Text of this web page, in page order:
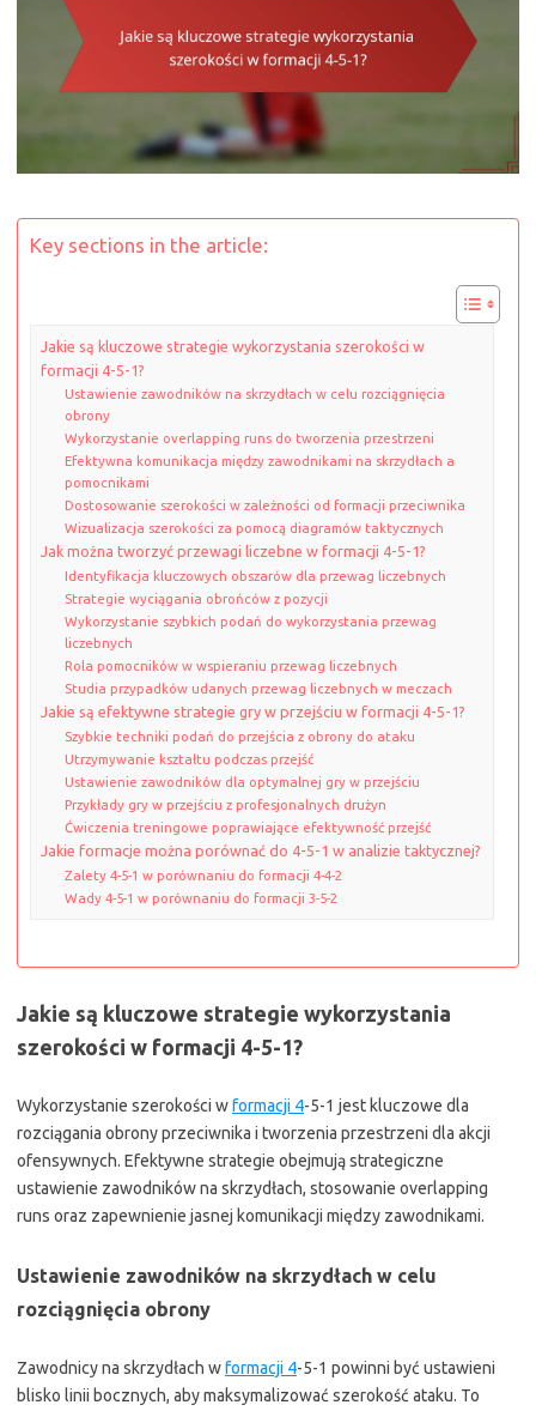
Key sections in the article:
Jakie są kluczowe strategie wykorzystania szerokości w
formacji 4-5-1?
Ustawienie zawodników na skrzydłach w celu rozciągnięcia
obrony
Wykorzystanie overlapping runs do tworzenia przestrzeni
Efektywna komunikacja między zawodnikami na skrzydłach a
pomocnikami
Dostosowanie szerokości w zależności od formacji przeciwnika
Wizualizacja szerokości za pomocą diagramów taktycznych
Jak można tworzyć przewagi liczebne w formacji 4-5-1?
Identyfikacja kluczowych obszarów dla przewag liczebnych
Strategie wyciągania obrońców z pozycji
Wykorzystanie szybkich podań do wykorzystania przewag
liczebnych
Rola pomocników w wspieraniu przewag liczebnych
Studia przypadków udanych przewag liczebnych w meczach
Jakie są efektywne strategie gry w przejściu w formacji 4-5-1?
Szybkie techniki podań do przejścia z obrony do ataku
Utrzymywanie kształtu podczas przejść
Ustawienie zawodników dla optymalnej gry w przejściu
Przykłady gry w przejściu z profesjonalnych drużyn
Ćwiczenia treningowe poprawiające efektywność przejść
Jakie formacje można porównać do 4-5-1 w analizie taktycznej?
Zalety 4-5-1 w porównaniu do formacji 4-4-2
Wady 4-5-1 w porównaniu do formacji 3-5-2
Jakie są kluczowe strategie wykorzystania
szerokości w formacji 4-5-1?
Wykorzystanie szerokości wformacji 4-5-1 jest kluczowe dla
rozciągania obrony przeciwnika i tworzenia przestrzeni dla akcji
ofensywnych. Efektywne strategie obejmują strategiczne
ustawienie zawodników na skrzydłach, stosowanie overlapping
runs oraz zapewnienie jasnej komunikacji między zawodnikami.
Ustawienie zawodników na skrzydłach w celu
rozciągnięcia obrony
Zawodnicy na skrzydłach wformacji 4-5-1 powinni być ustawieni
blisko linii bocznych, aby maksymalizować szerokość ataku. To